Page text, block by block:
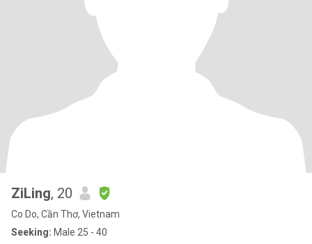
ZiLing, 20
Co Do, Cần Thơ, Vietnam
Seeking: Male 25 - 40